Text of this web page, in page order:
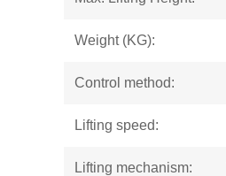
Weight (KG):
Control method:
Lifting speed:
Lifting mechanism: